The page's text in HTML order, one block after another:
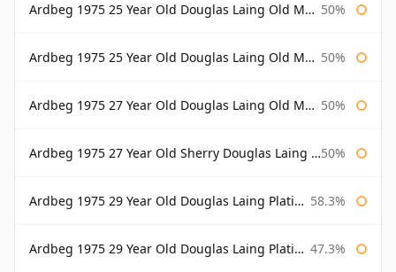
Ardbeg 1975 25 Year Old Douglas Laing Old Malt Cask 50%
Ardbeg 1975 25 Year Old Douglas Laing Old Malt Cask Bottled 2001 50%
Ardbeg 1975 27 Year Old Douglas Laing Old Malt Cask 50%
Ardbeg 1975 27 Year Old Sherry Douglas Laing Old Malt Cask 50%
Ardbeg 1975 29 Year Old Douglas Laing Platinum Selection 58.3%
Ardbeg 1975 29 Year Old Douglas Laing Platinum Selection Bottled 2004 47.3%